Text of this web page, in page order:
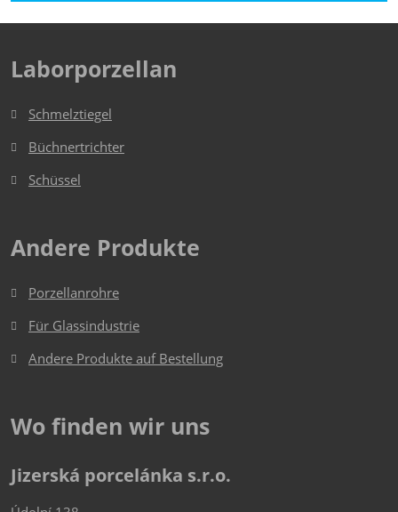
Formular
nicht
gesendet
Laborporzellan
Schmelztiegel
Büchnertrichter
Schüssel
Andere Produkte
Porzellanrohre
Für Glassindustrie
Andere Produkte auf Bestellung
Wo finden wir uns
Jizerská porcelánka s.r.o.